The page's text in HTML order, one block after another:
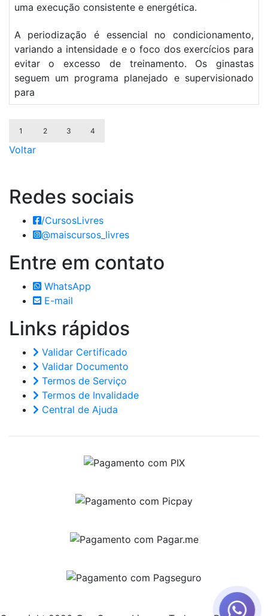
uma execução consistente e energética.
A periodização é essencial no condicionamento,
variando a intensidade e o foco dos exercícios para
evitar o excesso de treinamento. Os ginastas
seguem um programa planejado e supervisionado
para
1 2 3 4
Voltar
Redes sociais
/CursosLivres
@maiscursos_livres
Entre em contato
WhatsApp
E-mail
Links rápidos
Validar Certificado
Validar Documento
Termos de Serviço
Termos de Invalidade
Central de Ajuda